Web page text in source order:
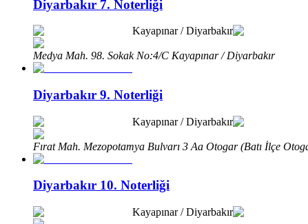
Diyarbakır 7. Noterliği
Kayapınar/Diyarbakır
Medya Mah. 98. Sokak No:4/C Kayapınar / Diyarbakır
Diyarbakır 9. Noterliği
Kayapınar/Diyarbakır
Fırat Mah. Mezopotamya Bulvarı 3 Aa Otogar (Batı İlçe
Diyarbakır 10. Noterliği
Kayapınar/Diyarbakır